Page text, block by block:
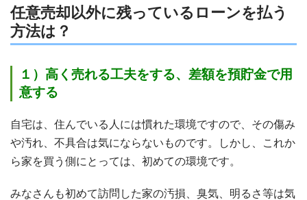
任意売却以外に残っているローンを払う
方法は？
１）高く売れる工夫をする、差額を預貯金で用
意する
自宅は、住んでいる人には慣れた環境ですので、その傷み
や汚れ、不具合は気にならないものです。しかし、これか
ら家を買う側にとっては、初めての環境です。
みなさんも初めて訪問した家の汚損、臭気、明るさ等は気